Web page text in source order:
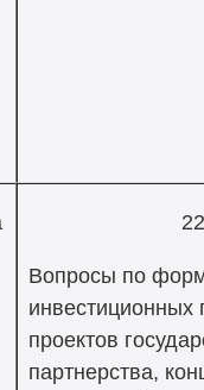
Вопросы по
инвестиционных
проектов
партнерства,